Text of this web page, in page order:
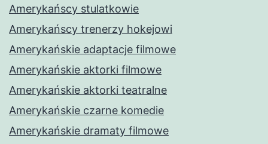
Amerykańscy stulatkowie
Amerykańscy trenerzy hokejowi
Amerykańskie adaptacje filmowe
Amerykańskie aktorki filmowe
Amerykańskie aktorki teatralne
Amerykańskie czarne komedie
Amerykańskie dramaty filmowe